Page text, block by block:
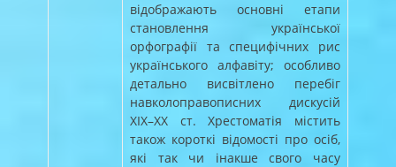
відображають основні етапи
становлення української
орфографії та специфічних рис
українського алфавіту; особливо
детально висвітлено перебіг
навколоправописних дискусій
XIX–XX ст. Хрестоматія містить
також короткі відомості про осіб,
які так чи інакше свого часу